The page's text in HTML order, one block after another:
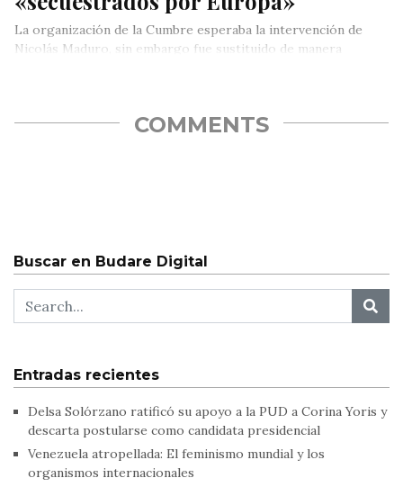
La organización de la Cumbre esperaba la intervención de
Nicolás Maduro, sin embargo fue sustituido de manera
COMMENTS
Buscar en Budare Digital
Entradas recientes
Delsa Solórzano ratificó su apoyo a la PUD a Corina Yoris y
descarta postularse como candidata presidencial
Venezuela atropellada: El feminismo mundial y los
organismos internacionales